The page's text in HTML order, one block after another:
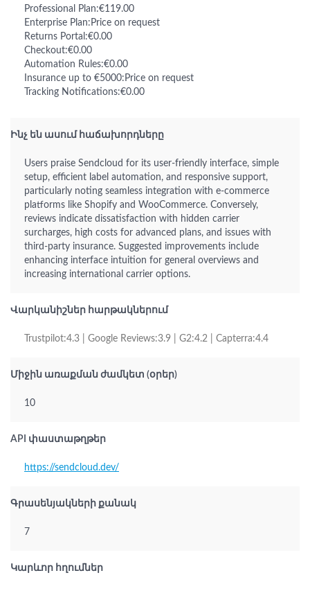
Professional Plan:€119.00
Enterprise Plan:Price on request
Returns Portal:€0.00
Checkout:€0.00
Automation Rules:€0.00
Insurance up to €5000:Price on request
Tracking Notifications:€0.00
Ինչ են ասում հաճախորդները
Users praise Sendcloud for its user-friendly interface, simple
setup, efficient label automation, and responsive support,
particularly noting seamless integration with e-commerce
platforms like Shopify and WooCommerce. Conversely,
reviews indicate dissatisfaction with hidden carrier
surcharges, high costs for advanced plans, and issues with
third-party insurance. Suggested improvements include
enhancing interface intuition for general overviews and
increasing international carrier options.
Վարկանիշներ հարթակներում
Trustpilot:4.3 | Google Reviews:3.9 | G2:4.2 | Capterra:4.4
Միջին առաքման ժամկետ (օրեր)
10
API փաստաթղթեր
https://sendcloud.dev/
Գրասենյակների քանակ
7
Կարևոր հղումներ